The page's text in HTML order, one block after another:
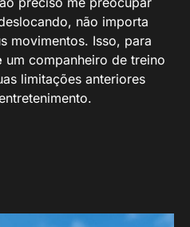
não importa
movimentos. Isso, para
um companheiro de treino
limitações anteriores